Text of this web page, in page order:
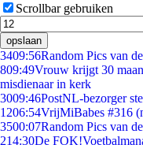
Scrollbar gebruiken
opslaan
3409:56Random Pics van
809:49Vrouw krijgt 30
misdienaar in kerk
3009:46PostNL-bezorger
1206:54VrijMiBabes #316
3500:07Random Pics van
214:30De